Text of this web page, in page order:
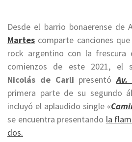
Desde el barrio bonaerense de
Martes comparte canciones
rock argentino con la frescura
comienzos de este 2021, el
Nicolás de Carli presentó
primera parte de su segundo
incluyó el aplaudido single «
se encuentra presentando la
dos.